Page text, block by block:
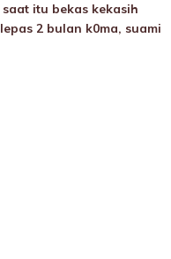
itu bekas kekasih
2 bulan k0ma, suami